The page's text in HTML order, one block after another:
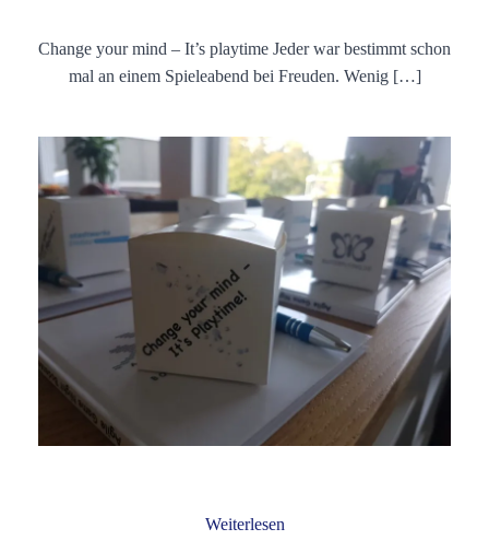
Change your mind – It’s playtime Jeder war bestimmt schon
mal an einem Spieleabend bei Freuden. Wenig […]
Weiterlesen